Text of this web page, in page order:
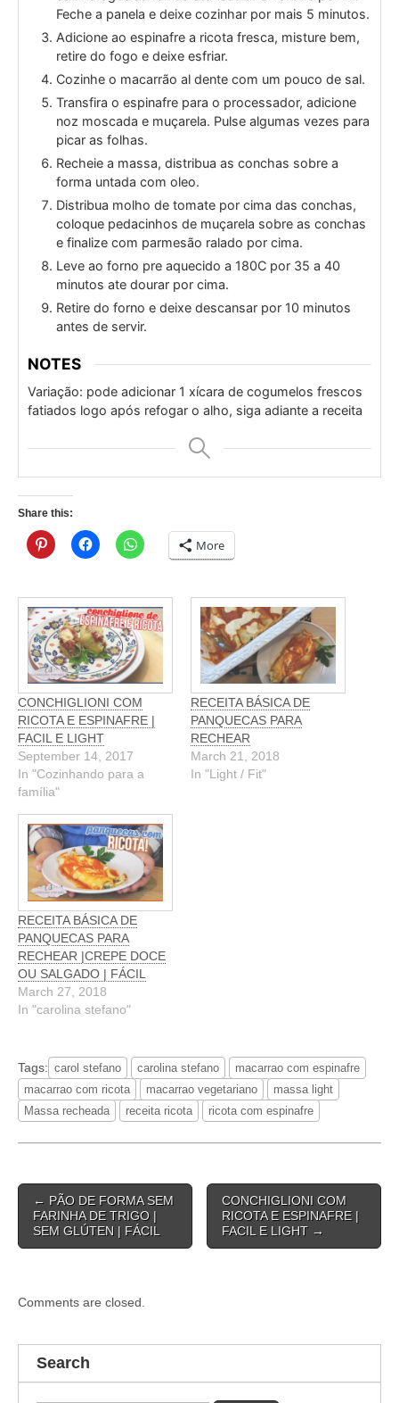
Feche a panela e deixe cozinhar por mais 5 minutos.
Adicione ao espinafre a ricota fresca, misture bem,
retire do fogo e deixe esfriar.
Cozinhe o macarrão al dente com um pouco de sal.
Transfira o espinafre para o processador, adicione
noz moscada e muçarela. Pulse algumas vezes para
picar as folhas.
Recheie a massa, distribua as conchas sobre a
forma untada com oleo.
Distribua molho de tomate por cima das conchas,
coloque pedacinhos de muçarela sobre as conchas
e finalize com parmesão ralado por cima.
Leve ao forno pre aquecido a 180C por 35 a 40
minutos ate dourar por cima.
Retire do forno e deixe descansar por 10 minutos
antes de servir.
NOTES
Variação: pode adicionar 1 xícara de cogumelos frescos
fatiados logo após refogar o alho, siga adiante a receita
Share this:
More
CONCHIGLIONI COM
RICOTA E ESPINAFRE |
FACIL E LIGHT
September 14, 2017
In "Cozinhando para a
família"
RECEITA BÁSICA DE
PANQUECAS PARA
RECHEAR
March 21, 2018
In "Light / Fit"
RECEITA BÁSICA DE
PANQUECAS PARA
RECHEAR |CREPE DOCE
OU SALGADO | FÁCIL
March 27, 2018
In "carolina stefano"
Tags: carol stefano carolina stefano
macarrao com espinafre
macarrao com ricota
macarrao vegetariano
massa light
Massa recheada
receita ricota ricota com espinafre
Post
navigation
← PÃO DE FORMA SEM
FARINHA DE TRIGO |
SEM GLÚTEN | FÁCIL
CONCHIGLIONI COM
RICOTA E ESPINAFRE |
FACIL E LIGHT →
Comments are closed.
Search